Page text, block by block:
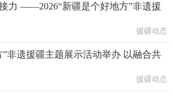
力 ——2026“新疆是个好地方”非遗援
援疆动态
”非遗援疆主题展示活动举办 以融合共
援疆动态